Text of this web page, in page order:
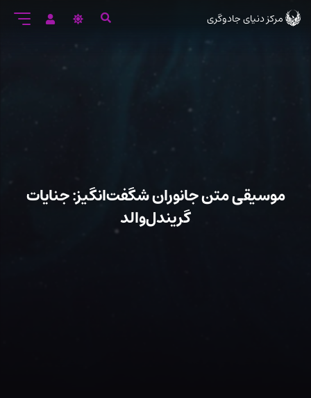
ورود
مرکز دنیای جادوگری
موسیقی متن جانوران شگفت‌انگیز: جنایات
گریندل‌والد